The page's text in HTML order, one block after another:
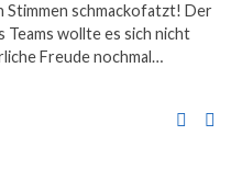
Stimmen schmackofatzt! Der
Teams wollte es sich nicht
Freude nochmal…